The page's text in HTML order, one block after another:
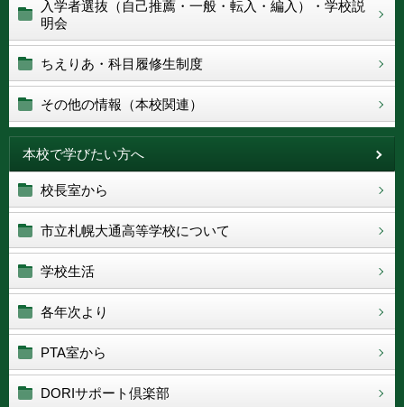
入学者選抜（自己推薦・一般・転入・編入）・学校説
明会
ちえりあ・科目履修生制度
その他の情報（本校関連）
本校で学びたい方へ
校長室から
市立札幌大通高等学校について
学校生活
各年次より
PTA室から
DORIサポート倶楽部